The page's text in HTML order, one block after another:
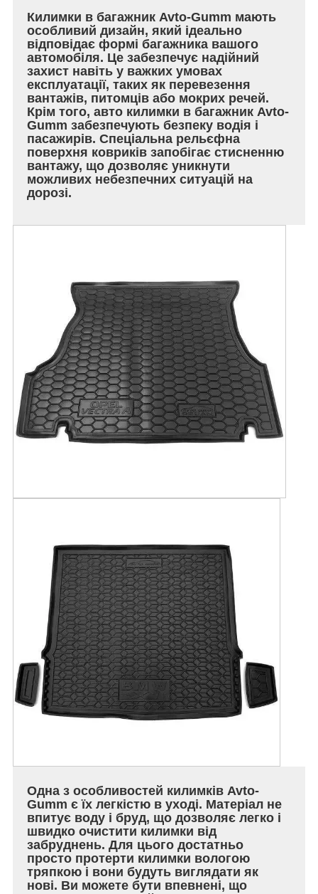
Килимки в багажник Avto-Gumm мають
особливий дизайн, який ідеально
відповідає формі багажника вашого
автомобіля. Це забезпечує надійний
захист навіть у важких умовах
експлуатації, таких як перевезення
вантажів, питомців або мокрих речей.
Крім того, авто килимки в багажник Avto-
Gumm забезпечують безпеку водія і
пасажирів. Спеціальна рельєфна
поверхня ковриків запобігає стисненню
вантажу, що дозволяє уникнути
можливих небезпечних ситуацій на
дорозі.
Одна з особливостей килимків Avto-
Gumm є їх легкістю в уході. Матеріал не
впитує воду і бруд, що дозволяє легко і
швидко очистити килимки від
забруднень. Для цього достатньо
просто протерти килимки вологою
тряпкою і вони будуть виглядати як
нові. Ви можете бути впевнені, що